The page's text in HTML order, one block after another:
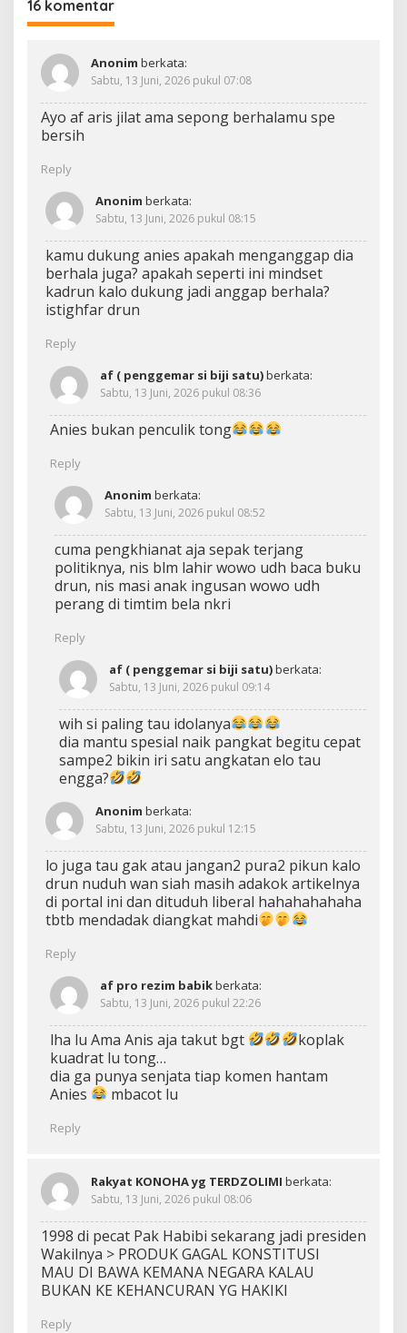
16 komentar
Anonim berkata:
Sabtu, 13 Juni, 2026 pukul 07:08
Ayo af aris jilat ama sepong berhalamu spe
bersih
Reply
Anonim berkata:
Sabtu, 13 Juni, 2026 pukul 08:15
kamu dukung anies apakah menganggap dia
berhala juga? apakah seperti ini mindset
kadrun kalo dukung jadi anggap berhala?
istighfar drun
Reply
af ( penggemar si biji satu)berkata:
Sabtu, 13 Juni, 2026 pukul 08:36
Anies bukan penculik tong
Reply
Anonim berkata:
Sabtu, 13 Juni, 2026 pukul 08:52
cuma pengkhianat aja sepak terjang
politiknya, nis blm lahir wowo udh baca buku
drun, nis masi anak ingusan wowo udh
perang di timtim bela nkri
Reply
af ( penggemar si biji satu)berkata:
Sabtu, 13 Juni, 2026 pukul 09:14
wih si paling tau idolanya
dia mantu spesial naik pangkat begitu cepat
sampe2 bikin iri satu angkatan elo tau
engga?
Anonim berkata:
Sabtu, 13 Juni, 2026 pukul 12:15
lo juga tau gak atau jangan2 pura2 pikun kalo
drun nuduh wan siah masih adakok artikelnya
di portal ini dan dituduh liberal hahahahahaha
tbtb mendadak diangkat mahdi
Reply
af pro rezim babikberkata:
Sabtu, 13 Juni, 2026 pukul 22:26
lha lu Ama Anis aja takut bgt
koplak
kuadrat lu tong…
dia ga punya senjata tiap komen hantam
Anies
mbacot lu
Reply
Rakyat KONOHA yg TERDZOLIMI berkata:
Sabtu, 13 Juni, 2026 pukul 08:06
1998 di pecat Pak Habibi sekarang jadi presiden
Wakilnya > PRODUK GAGAL KONSTITUSI
MAU DI BAWA KEMANA NEGARA KALAU
BUKAN KE KEHANCURAN YG HAKIKI
Reply